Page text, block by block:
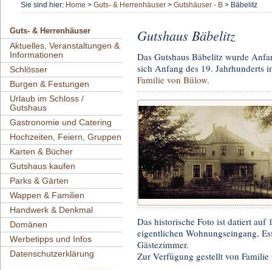
Sie sind hier: Home > Guts- & Herrenhäuser > Gutshäuser - B > Bäbelitz
Guts- & Herrenhäuser
Aktuelles, Veranstaltungen &
Informationen
Schlösser
Burgen & Festungen
Urlaub im Schloss /
Gutshaus
Gastronomie und Catering
Hochzeiten, Feiern, Gruppen
Karten & Bücher
Gutshaus kaufen
Parks & Gärten
Wappen & Familien
Handwerk & Denkmal
Domänen
Werbetipps und Infos
Datenschutzerklärung
Gutshaus Bäbelitz
Das Gutshaus Bäbelitz wurde
sich Anfang des 19. Jahrhunderts
Familie von Bülow.
Das historische Foto ist datiert auf
eigentlichen Wohnungseingang,
Gästezimmer.
Zur Verfügung gestellt von